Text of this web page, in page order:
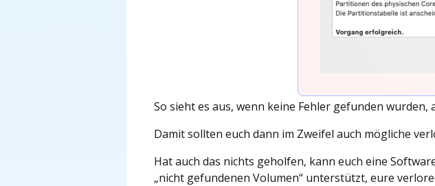
So sieht es aus, wenn keine Fehler gefunden
Damit sollten euch dann im Zweifel auch mögliche
Hat auch das nichts geholfen, kann euch eine
„nicht gefundenen Volumen“ unterstützt, eure